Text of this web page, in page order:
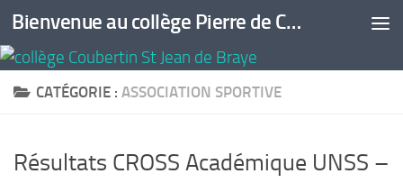
Skip to content Bienvenue au collège Pierre de Coubertin
CATÉGORIE : ASSOCIATION SPORTIVE
Résultats CROSS Académique UNSS –